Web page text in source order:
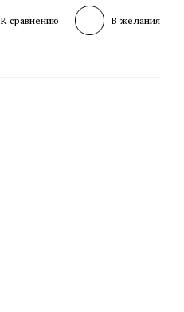
К сравнению В желания